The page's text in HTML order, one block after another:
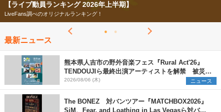
【ライブ動員ランキング 2026年上半期】
LiveFans調べのオリジナルランキング！
最新ニュース
熊本県人吉市の野外音楽フェス『Rural Act'26』
TENDOUJIら最終出演アーティストを解禁 被災地
支援プロジェクトの始動も発表
2026/08/06 (木) ニュース
The BONEZ 対バンツアー『MATCHBOX2026』
SiM、Fear, and Loathing in Las Vegasら対バン